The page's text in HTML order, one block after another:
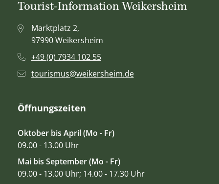
Tourist-Information Weikersheim
Marktplatz 2,
97990 Weikersheim
+49 (0) 7934 102 55
tourismus@weikersheim.de
Öffnungszeiten
Oktober bis April (Mo - Fr)
09.00 - 13.00 Uhr
Mai bis September (Mo - Fr)
09.00 - 13.00 Uhr; 14.00 - 17.30 Uhr